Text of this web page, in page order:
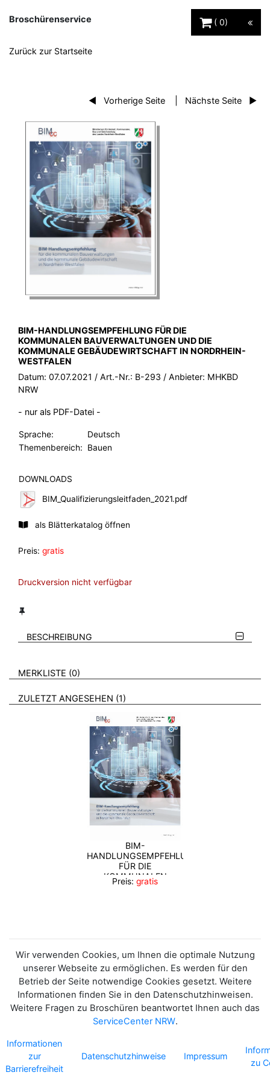
Broschürenservice
0
Zurück zur Startseite
Vorherige Seite Nächste Seite
BROSCHÜRE:
BIM-HANDLUNGSEMPFEHLUNG FÜR DIE
KOMMUNALEN BAUVERWALTUNGEN UND DIE
KOMMUNALE GEBÄUDEWIRTSCHAFT IN NORDRHEIN-
WESTFALEN
Datum: 07.07.2021 / Art.-Nr.: B-293 / Anbieter: MHKBD
NRW
- nur als PDF-Datei -
Sprache:
Deutsch
Themenbereich:
Bauen
DOWNLOADS
BIM_Qualifizierungsleitfaden_2021.pdf
als Blätterkatalog öffnen
Preis: gratis
Druckversion nicht verfügbar
BESCHREIBUNG
VERWEISE AUF VERMERKTE- ODER ZULETZT ANGESEHENE
MERKLISTE 0 BROSCHÜREN
ZULETZT ANGESEHEN 1 BROSCHÜREN
BIM-
HANDLUNGSEMPFEHLUNG
FÜR DIE
KOMMUNALEN
BAUVERWALTUNGEN
Preis: gratis
Wir verwenden Cookies, um Ihnen die optimale Nutzung
unserer Webseite zu ermöglichen. Es werden für den
Betrieb der Seite notwendige Cookies gesetzt. Weitere
Informationen finden Sie in den Datenschutzhinweisen.
Weitere Fragen zu Broschüren beantwortet Ihnen auch das
ServiceCenter NRW.
Informationen
zur
Barrierefreiheit
Datenschutzhinweise Impressum
zu